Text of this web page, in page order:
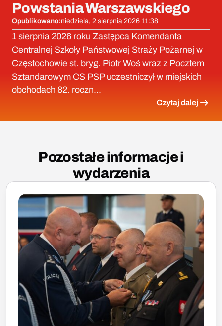
Powstania Warszawskiego
Opublikowano:niedziela, 2 sierpnia 2026 11:38
1 sierpnia 2026 roku Zastępca Komendanta
Centralnej Szkoły Państwowej Straży Pożarnej w
Częstochowie st. bryg. Piotr Woś wraz z Pocztem
Sztandarowym CS PSP uczestniczył w miejskich
obchodach 82. roczn...
Czytaj dalej
Pozostałe informacje i
wydarzenia